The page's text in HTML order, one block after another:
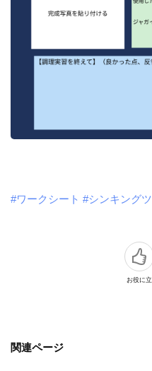
#ワークシート #シンキング
お役に
関連ページ